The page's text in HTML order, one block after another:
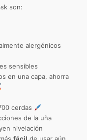
son:
alergénicos
sensibles
en una capa, ahorra
cerdas
de la uña
nivelación